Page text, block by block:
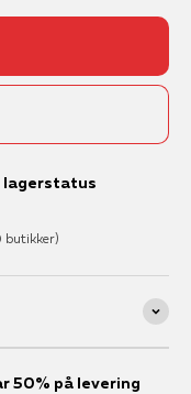
lagerstatus
butikker)
50% på levering